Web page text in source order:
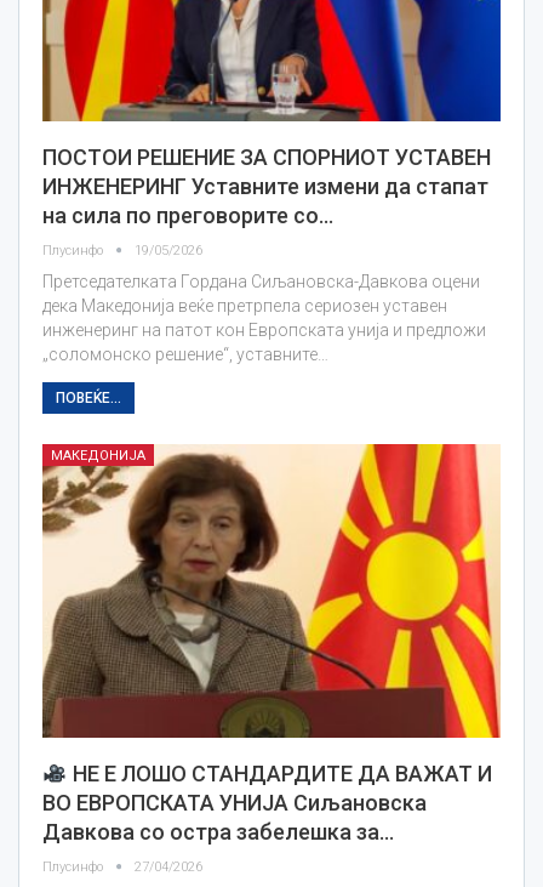
ПОСТОИ РЕШЕНИЕ ЗА СПОРНИОТ УСТАВЕН
ИНЖЕНЕРИНГ Уставните измени да стапат
на сила по преговорите со…
Плусинфо 19/05/2026
Претседателката Гордана Сиљановска-Давкова оцени
дека Македонија веќе претрпела сериозен уставен
инженеринг на патот кон Европската унија и предложи
„соломонско решение“, уставните…
ПОВЕЌЕ...
МАКЕДОНИЈА
НЕ Е ЛОШО СТАНДАРДИТЕ ДА ВАЖАТ И
ВО ЕВРОПСКАТА УНИЈА Сиљановска
Давкова со остра забелешка за…
Плусинфо 27/04/2026